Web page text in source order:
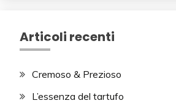
Articoli recenti
Cremoso & Prezioso
L’essenza del tartufo